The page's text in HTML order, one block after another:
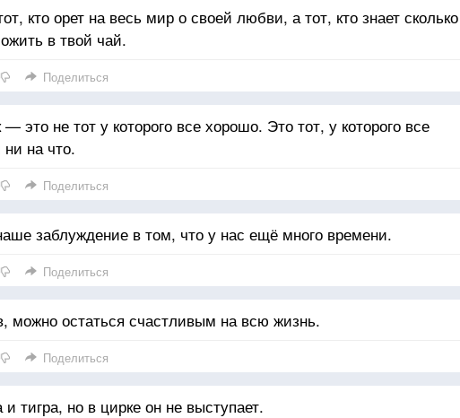
кто орет на весь мир о своей любви, а тот, кто знает сколько
в твой чай.
Поделиться
это не тот у которого все хорошо. Это тот, у которого все
на что.
Поделиться
заблуждение в том, что у нас ещё много времени.
Поделиться
можно остаться счастливым на всю жизнь.
Поделиться
тигра, но в цирке он не выступает.